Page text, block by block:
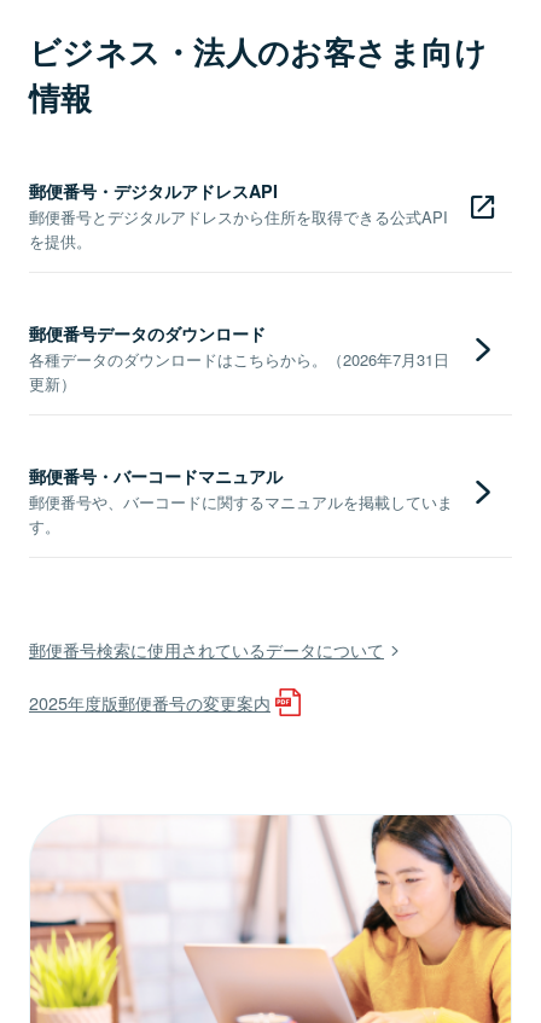
ビジネス・法人のお客さま向け
情報
郵便番号・デジタルアドレスAPI
郵便番号とデジタルアドレスから住所を取得できる公式API
を提供。
郵便番号データのダウンロード
各種データのダウンロードはこちらから。（2026年7月31日
更新）
郵便番号・バーコードマニュアル
郵便番号や、バーコードに関するマニュアルを掲載していま
す。
郵便番号検索に使用されているデータについて
2025年度版郵便番号の変更案内